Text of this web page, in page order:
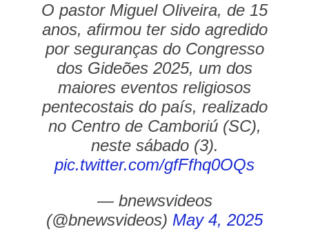
O pastor Miguel Oliveira, de 15
anos, afirmou ter sido agredido
por seguranças do Congresso
dos Gideões 2025, um dos
maiores eventos religiosos
pentecostais do país, realizado
no Centro de Camboriú (SC),
neste sábado (3).
pic.twitter.com/gfFfhq0OQs
— bnewsvideos
(@bnewsvideos) May 4, 2025